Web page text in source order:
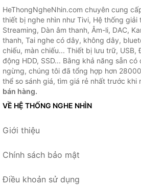
HeThongNgheNhin.com chuyên cung
thiết bị nghe nhìn như Tivi, Hệ thống giải
Streaming, Dàn âm thanh, Âm-li, DAC,
thanh, Tai nghe có dây, không dây,
chiếu, màn chiếu... Thiết bị lưu trữ, USB,
động HDD, SSD... Bằng khả năng sẵn
ngừng, chúng tôi đã tổng hợp hơn
thể so sánh giá, tìm giá rẻ nhất trước khi
bán hàng.
VỀ HỆ THỐNG NGHE NHÌN
Giới thiệu
Chính sách bảo mật
Điều khoản sử dụng